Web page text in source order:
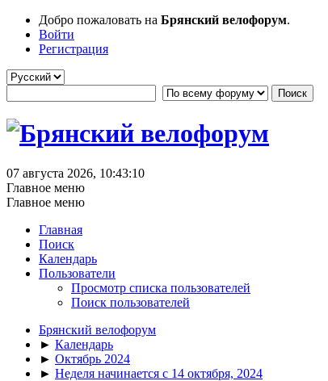
Добро пожаловать на Брянский велофорум.
Войти
Регистрация
07 августа 2026, 10:43:10
Главное меню
Главное меню
Главная
Поиск
Календарь
Пользователи
Просмотр списка пользователей
Поиск пользователей
Брянский велофорум
► Календарь
► Октябрь 2024
► Неделя начинается с 14 октября, 2024